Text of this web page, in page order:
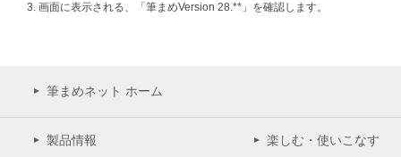
3. 画面に表示される、「筆まめVersion 28.**」を確認します。
筆まめネット ホーム
製品情報 楽しむ・使いこなす